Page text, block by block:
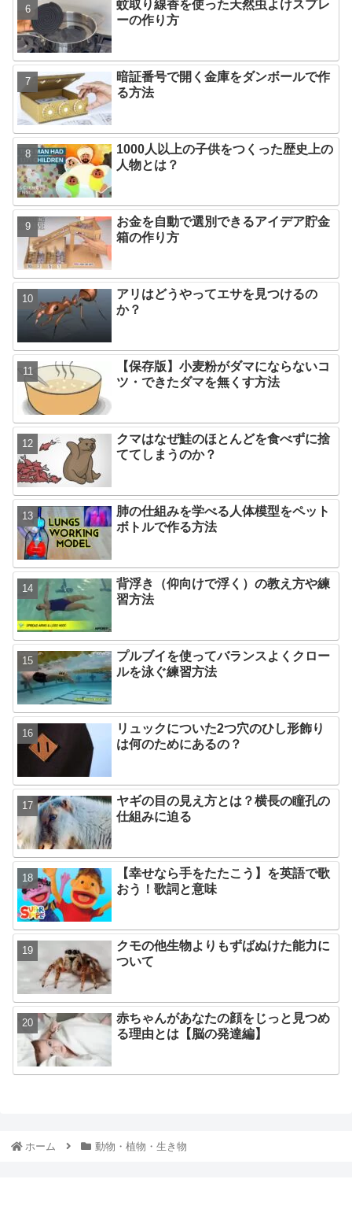
蚊取り線香を使った天然虫よけスプレ
ーの作り方
暗証番号で開く金庫をダンボールで作
る方法
1000人以上の子供をつくった歴史上の
人物とは？
お金を自動で選別できるアイデア貯金
箱の作り方
アリはどうやってエサを見つけるの
か？
【保存版】小麦粉がダマにならないコ
ツ・できたダマを無くす方法
クマはなぜ鮭のほとんどを食べずに捨
ててしまうのか？
肺の仕組みを学べる人体模型をペット
ボトルで作る方法
背浮き（仰向けで浮く）の教え方や練
習方法
プルブイを使ってバランスよくクロー
ルを泳ぐ練習方法
リュックについた2つ穴のひし形飾り
は何のためにあるの？
ヤギの目の見え方とは？横長の瞳孔の
仕組みに迫る
【幸せなら手をたたこう】を英語で歌
おう！歌詞と意味
クモの他生物よりもずばぬけた能力に
ついて
赤ちゃんがあなたの顔をじっと見つめ
る理由とは【脳の発達編】
ホーム 動物・植物・生き物